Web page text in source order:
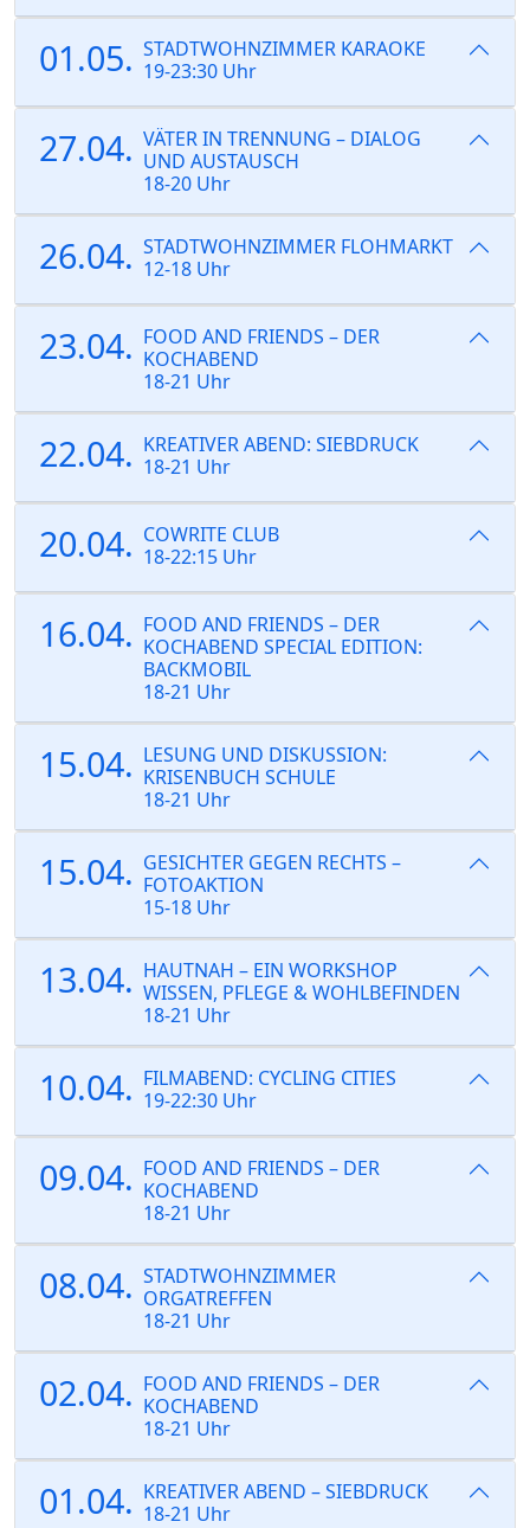
01.05. STADTWOHNZIMMER KARAOKE
19-23:30 Uhr
27.04. VÄTER IN TRENNUNG – DIALOG
UND AUSTAUSCH
18-20 Uhr
26.04. STADTWOHNZIMMER FLOHMARKT
12-18 Uhr
23.04. FOOD AND FRIENDS – DER
KOCHABEND
18-21 Uhr
22.04. KREATIVER ABEND: SIEBDRUCK
18-21 Uhr
20.04. COWRITE CLUB
18-22:15 Uhr
16.04. FOOD AND FRIENDS – DER
KOCHABEND SPECIAL EDITION:
BACKMOBIL
18-21 Uhr
15.04. LESUNG UND DISKUSSION:
KRISENBUCH SCHULE
18-21 Uhr
15.04. GESICHTER GEGEN RECHTS –
FOTOAKTION
15-18 Uhr
13.04. HAUTNAH – EIN WORKSHOP
WISSEN, PFLEGE & WOHLBEFINDEN
18-21 Uhr
10.04. FILMABEND: CYCLING CITIES
19-22:30 Uhr
09.04. FOOD AND FRIENDS – DER
KOCHABEND
18-21 Uhr
08.04. STADTWOHNZIMMER
ORGATREFFEN
18-21 Uhr
02.04. FOOD AND FRIENDS – DER
KOCHABEND
18-21 Uhr
01.04. KREATIVER ABEND – SIEBDRUCK
18-21 Uhr